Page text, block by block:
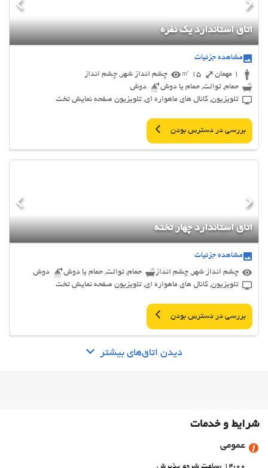
اتاق استاندارد یک نفره
مشاهده جزئیات
1 مهمان
15 ㎡
چشم انداز شهر, چشم انداز
حمام, توالت, حمام یا دوش
دوش
تلویزیون, کانال های ماهواره ای, تلویزیون صفحه نمایش تخت
بررسی در دسترس بودن
اتاق استاندارد چهار تخته
مشاهده جزئیات
چشم انداز شهر, چشم انداز
حمام, توالت, حمام یا دوش
دوش
تلویزیون, کانال های ماهواره ای, تلویزیون صفحه نمایش تخت
بررسی در دسترس بودن
دیدن اتاق‌های بیشتر
شرایط و خدمات
عمومی